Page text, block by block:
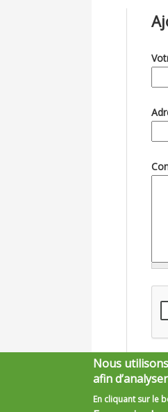
Nous
afin
En cliquant sur le